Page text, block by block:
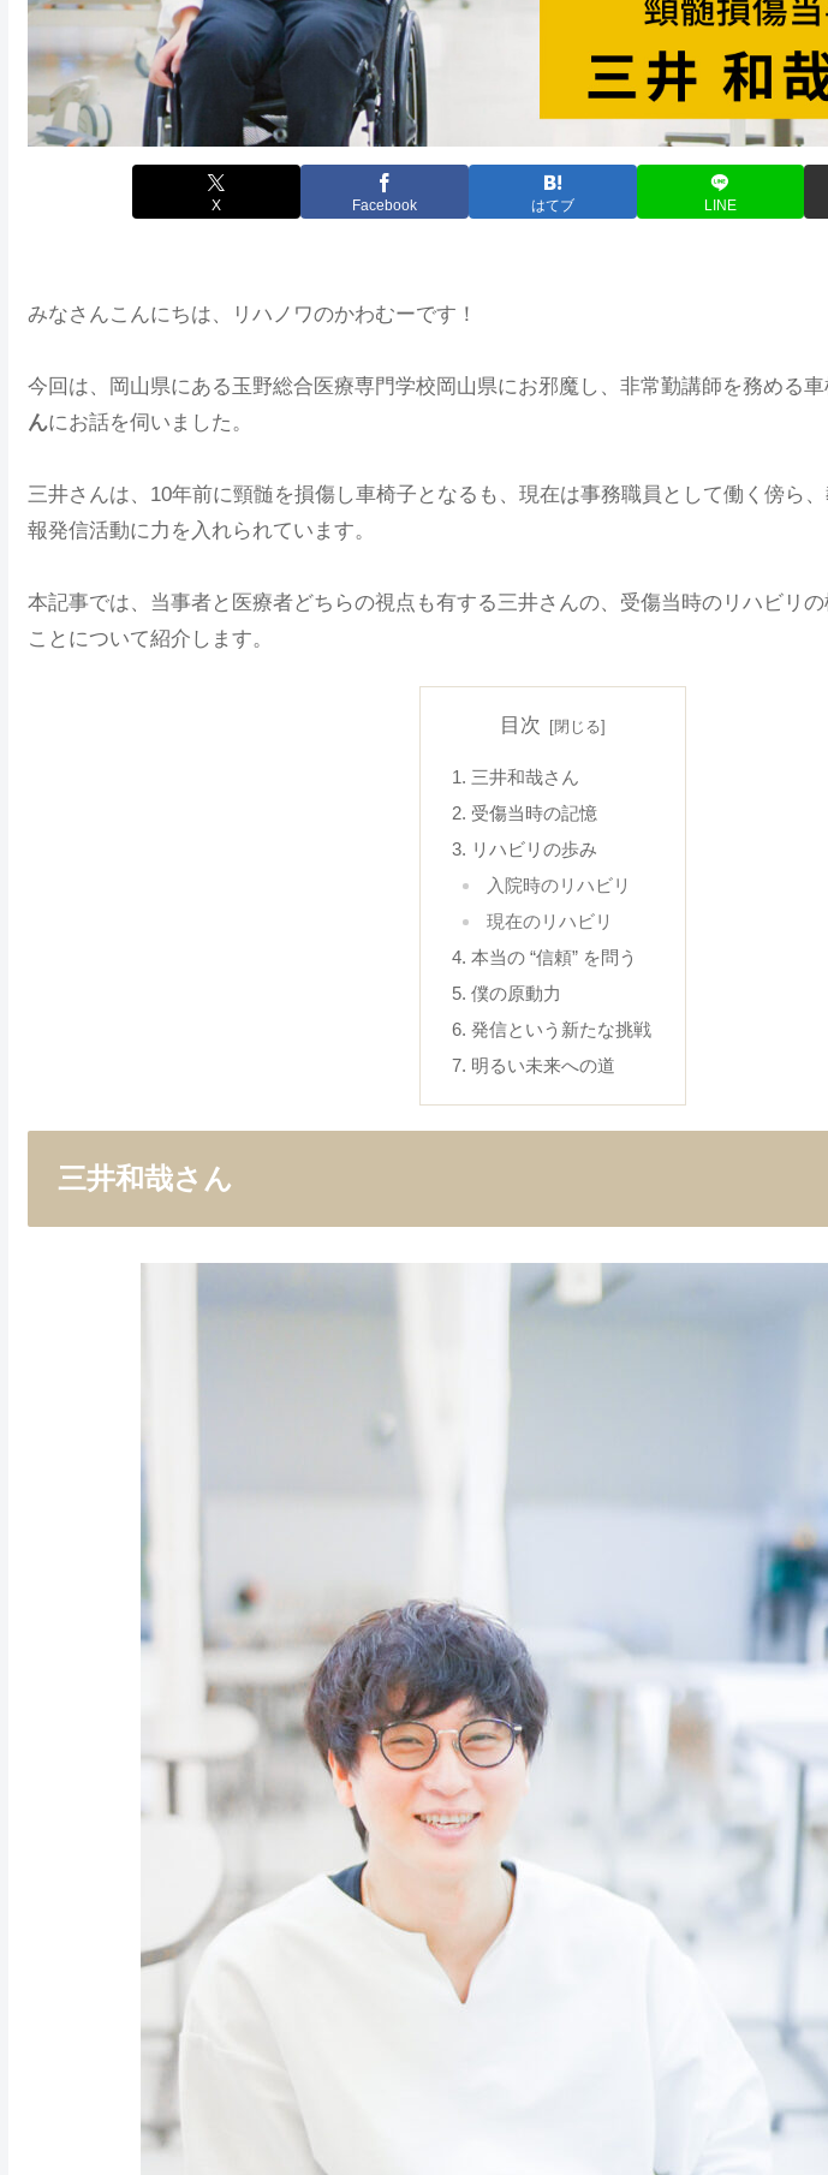
X Facebook はてブ LINE
みなさんこんにちは、リハノワのかわむーです！
今回は、岡山県にある玉野総合医療専門学校岡山県にお邪魔し、非常勤講師を務める車
んにお話を伺いました。
三井さんは、10年前に頸髄を損傷し車椅子となるも、現在は事務職員として働く傍ら
報発信活動に力を入れられています。
本記事では、当事者と医療者どちらの視点も有する三井さんの、受傷当時のリハビリ
ことについて紹介します。
目次
三井和哉さん
受傷当時の記憶
リハビリの歩み
入院時のリハビリ
現在のリハビリ
本当の “信頼” を問う
僕の原動力
発信という新たな挑戦
明るい未来への道
三井和哉さん